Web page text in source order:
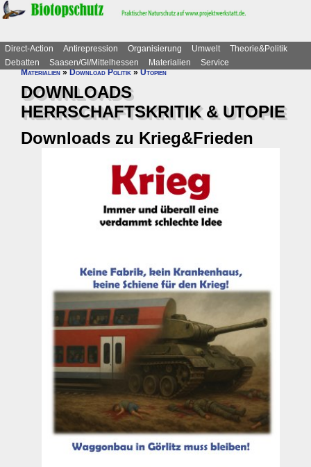
Direct-Action Antirepression Organisierung Umwelt
Theorie&Politik
Debatten
Saasen/GI/Mittelhessen Materialien
Service
Materialien»Download Politik»Utopien
DOWNLOADS
HERRSCHAFTSKRITIK & UTOPIE
Downloads zu Krieg&Frieden